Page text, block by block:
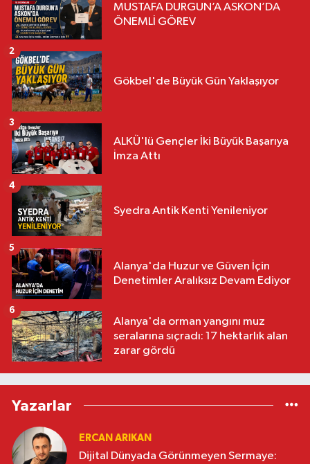
MUSTAFA DURGUN’A ASKON’DA
ÖNEMLİ GÖREV
Gökbel'de Büyük Gün Yaklaşıyor
2
ALKÜ'lü Gençler İki Büyük Başarıya
İmza Attı
3
Syedra Antik Kenti Yenileniyor
4
Alanya'da Huzur ve Güven İçin
Denetimler Aralıksız Devam Ediyor
5
Alanya'da orman yangını muz
seralarına sıçradı: 17 hektarlık alan
zarar gördü
6
Yazarlar
ERCAN ARIKAN
Dijital Dünyada Görünmeyen Sermaye: